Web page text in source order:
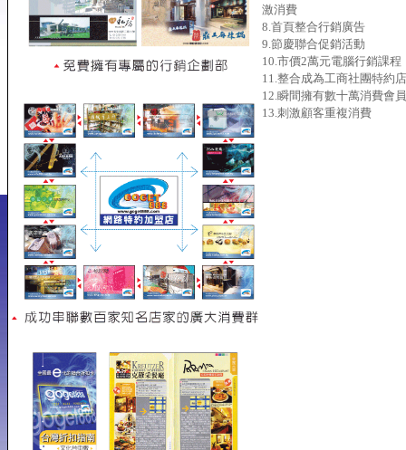
激消費
8.首頁整合行銷廣告
9.節慶聯合促銷活動
10.市價2萬元電腦行銷課程
11.整合成為工商社團特約店
12.瞬間擁有數十萬消費會員
13.刺激顧客重複消費